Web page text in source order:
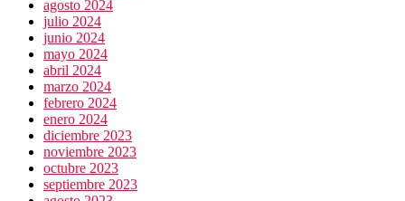
agosto 2024
julio 2024
junio 2024
mayo 2024
abril 2024
marzo 2024
febrero 2024
enero 2024
diciembre 2023
noviembre 2023
octubre 2023
septiembre 2023